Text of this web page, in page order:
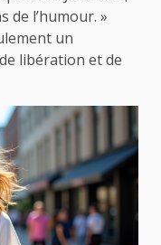
de l’humour. »
un
libération et de